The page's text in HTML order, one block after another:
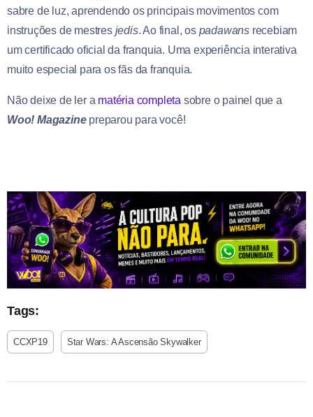
sabre de luz, aprendendo os principais movimentos com
instruções de mestres jedis. Ao final, os padawans recebiam
um certificado oficial da franquia. Uma experiência interativa
muito especial para os fãs da franquia.
Não deixe de ler a matéria completa sobre o painel que a
Woo! Magazinepreparou para você!
Tags:
CCXP19 Star Wars: A Ascensão Skywalker